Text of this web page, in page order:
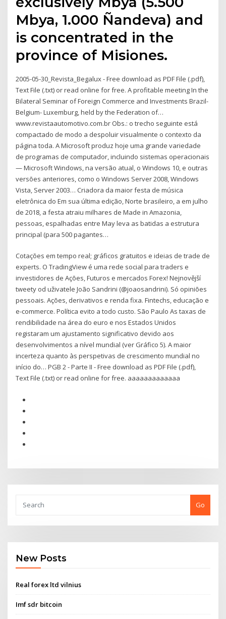
Mbya, 1.000 Ñandeva) and
is concentrated in the
province of Misiones.
2005-05-30_Revista_Begalux - Free download as PDF File (.pdf),
Text File (.txt) or read online for free. A profitable meeting In the
Bilateral Seminar of Foreign Commerce and Investments Brazil-
Belgium- Luxemburg, held by the Federation of…
www.revistaautomotivo.com.br Obs.: o trecho seguinte está
compactado de modo a despoluir visualmente o contexto da
página toda. A Microsoft produz hoje uma grande variedade
de programas de computador, incluindo sistemas operacionais
— Microsoft Windows, na versão atual, o Windows 10, e outras
versões anteriores, como o Windows Server 2008, Windows
Vista, Server 2003… Criadora da maior festa de música
eletrônica do Em sua última edição, Norte brasileiro, a em julho
de 2018, a festa atraiu milhares de Made in Amazonia,
pessoas, espalhadas entre May leva as batidas a estrutura
principal (para 500 pagantes…
Cotações em tempo real; gráficos gratuitos e ideias de trade de
experts. O TradingView é uma rede social para traders e
investidores de Ações, Futuros e mercados Forex! Nejnovější
tweety od uživatele João Sandrini (@joaosandrini). Só opiniões
pessoais. Ações, derivativos e renda fixa. Fintechs, educação e
e-commerce. Política evito a todo custo. São Paulo As taxas de
rendibilidade na área do euro e nos Estados Unidos
registaram um ajustamento significativo devido aos
desenvolvimentos a nível mundial (ver Gráfico 5). A maior
incerteza quanto às perspetivas de crescimento mundial no
início do… PGB 2 - Parte II - Free download as PDF File (.pdf),
Text File (.txt) or read online for free. aaaaaaaaaaaaa
Go
New Posts
Real forex ltd vilnius
Imf sdr bitcoin